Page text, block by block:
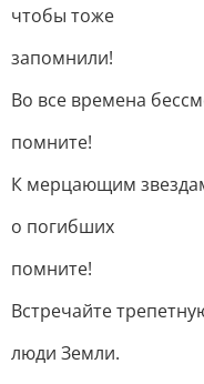
чтобы тоже
запомнили!
Во все времена
помните!
К мерцающим
о погибших
помните!
Встречайте
люди Земли.